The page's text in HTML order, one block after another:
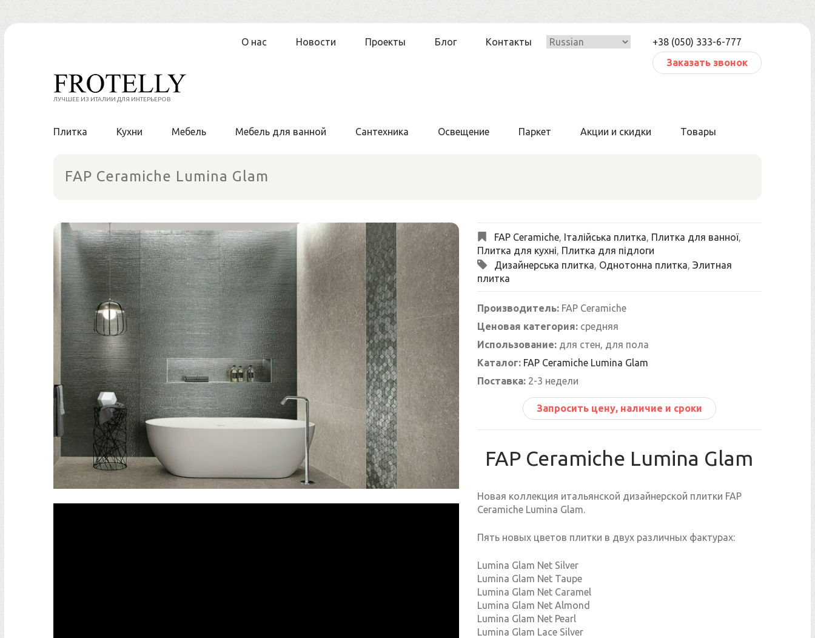
Перейти
О нас Новости Проекты Блог Контакты
+38 (050) 333-6-777
Заказать звонок
ЛУЧШЕЕ ИЗ ИТАЛИИ ДЛЯ ИНТЕРЬЕРОВ
Плитка Кухни Мебель Мебель для ванной Сантехника Освещение Паркет Акции и скидки Товары
FAP Ceramiche Lumina Glam
FAP Ceramiche, Італійська плитка, Плитка для ванної,
Плитка для кухні, Плитка для підлоги
Дизайнерська плитка, Однотонна плитка, Элитная
плитка
Производитель:FAP Ceramiche
Ценовая категория:средняя
Использование:для стен, для пола
Каталог: FAP Ceramiche Lumina Glam
Поставка:2-3 недели
Запросить цену, наличие и сроки
FAP Ceramiche Lumina Glam
Новая коллекция итальянской дизайнерской плитки FAP
Ceramiche Lumina Glam.
Пять новых цветов плитки в двух различных фактурах:
Lumina Glam Net Silver
Lumina Glam Net Taupe
Lumina Glam Net Caramel
Lumina Glam Net Almond
Lumina Glam Net Pearl
Lumina Glam Lace Silver